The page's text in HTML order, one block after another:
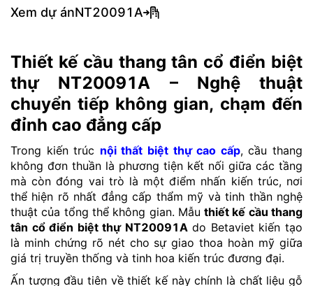
Xem dự ánNT20091A
Thiết kế cầu thang tân cổ điển biệt
thự NT20091A – Nghệ thuật
chuyển tiếp không gian, chạm đến
đỉnh cao đẳng cấp
Trong kiến trúc nội thất biệt thự cao cấp, cầu thang
không đơn thuần là phương tiện kết nối giữa các tầng
mà còn đóng vai trò là một điểm nhấn kiến trúc, nơi
thể hiện rõ nhất đẳng cấp thẩm mỹ và tinh thần nghệ
thuật của tổng thể không gian. Mẫuthiết kế cầu thang
tân cổ điển biệt thự NT20091Ado Betaviet kiến tạo
là minh chứng rõ nét cho sự giao thoa hoàn mỹ giữa
giá trị truyền thống và tinh hoa kiến trúc đương đại.
Ấn tượng đầu tiên về thiết kế này chính là chất liệu gỗ